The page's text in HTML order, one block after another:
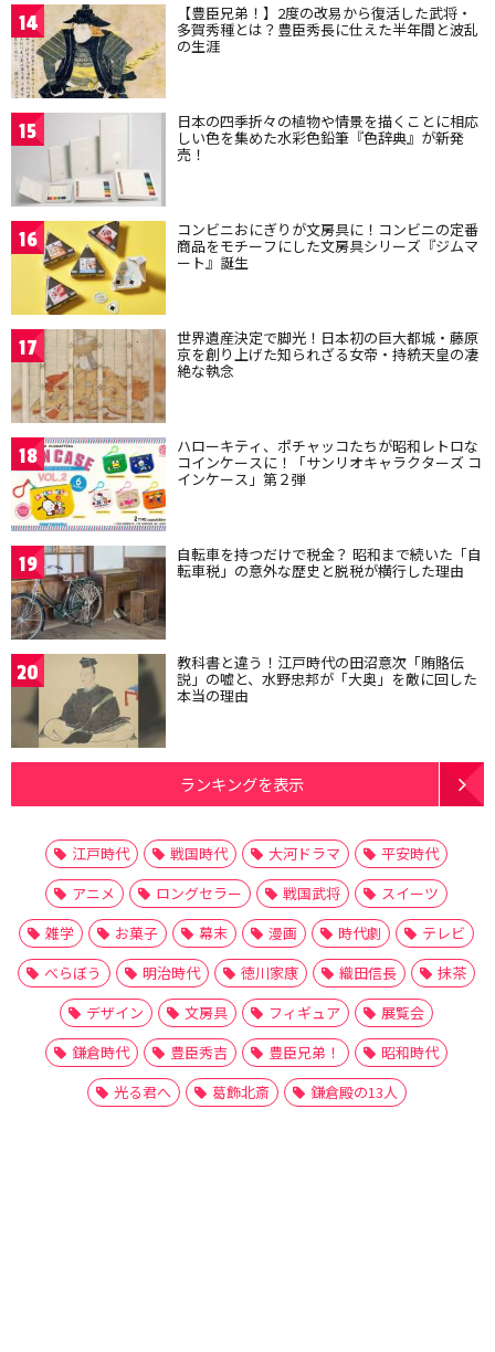
14 【豊臣兄弟！】2度の改易から復活した武将・
多賀秀種とは？豊臣秀長に仕えた半年間と波乱
の生涯
15 日本の四季折々の植物や情景を描くことに相応
しい色を集めた水彩色鉛筆『色辞典』が新発
売！
16 コンビニおにぎりが文房具に！コンビニの定番
商品をモチーフにした文房具シリーズ『ジムマ
ート』誕生
17 世界遺産決定で脚光！日本初の巨大都城・藤原
京を創り上げた知られざる女帝・持統天皇の凄
絶な執念
18 ハローキティ、ポチャッコたちが昭和レトロな
コインケースに！「サンリオキャラクターズ コ
インケース」第２弾
19 自転車を持つだけで税金？ 昭和まで続いた「自
転車税」の意外な歴史と脱税が横行した理由
20 教科書と違う！江戸時代の田沼意次「賄賂伝
説」の嘘と、水野忠邦が「大奥」を敵に回した
本当の理由
ランキングを表示
江戸時代 戦国時代 大河ドラマ
平安時代
アニメ
ロングセラー 戦国武将
スイーツ
雑学
お菓子 幕末 漫画 時代劇
テレビ
べらぼう
明治時代 徳川家康 織田信長
抹茶
デザイン
文房具 フィギュア
展覧会
鎌倉時代
豊臣秀吉 豊臣兄弟！
昭和時代
光る君へ
葛飾北斎 鎌倉殿の13人